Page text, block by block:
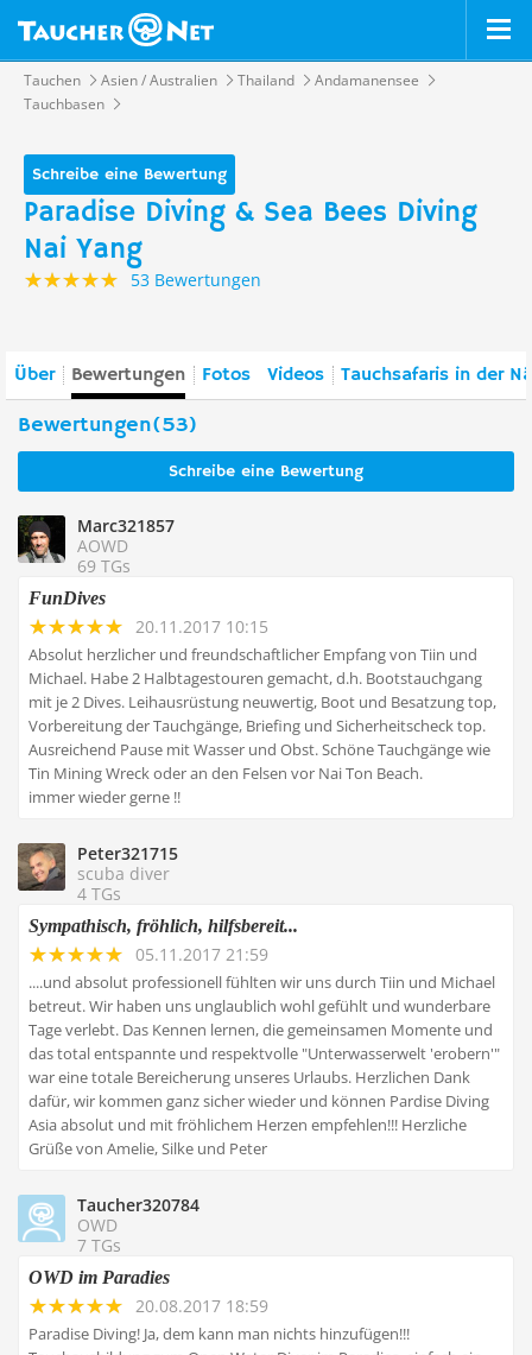
Tauchen Asien / Australien Thailand
Andamanensee
Tauchbasen
Schreibe eine Bewertung
Paradise Diving & Sea Bees Diving
Nai Yang
53 Bewertungen
Über Bewertungen Fotos Videos Tauchsafaris in der
Bewertungen(53)
Schreibe eine Bewertung
Marc321857
AOWD
69 TGs
FunDives
20.11.2017 10:15
Absolut herzlicher und freundschaftlicher Empfang von Tiin und
Michael. Habe 2 Halbtagestouren gemacht, d.h. Bootstauchgang
mit je 2 Dives. Leihausrüstung neuwertig, Boot und Besatzung top,
Vorbereitung der Tauchgänge, Briefing und Sicherheitscheck top.
Ausreichend Pause mit Wasser und Obst. Schöne Tauchgänge wie
Tin Mining Wreck oder an den Felsen vor Nai Ton Beach.
immer wieder gerne !!
Peter321715
scuba diver
4 TGs
Sympathisch, fröhlich, hilfsbereit...
05.11.2017 21:59
....und absolut professionell fühlten wir uns durch Tiin und Michael
betreut. Wir haben uns unglaublich wohl gefühlt und wunderbare
Tage verlebt. Das Kennen lernen, die gemeinsamen Momente und
das total entspannte und respektvolle "Unterwasserwelt 'erobern'"
war eine totale Bereicherung unseres Urlaubs. Herzlichen Dank
dafür, wir kommen ganz sicher wieder und können Pardise Diving
Asia absolut und mit fröhlichem Herzen empfehlen!!! Herzliche
Grüße von Amelie, Silke und Peter
Taucher320784
OWD
7 TGs
OWD im Paradies
20.08.2017 18:59
Paradise Diving! Ja, dem kann man nichts hinzufügen!!!